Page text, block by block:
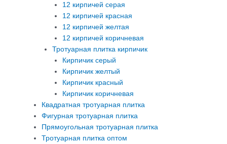
12 кирпичей серая
12 кирпичей красная
12 кирпичей желтая
12 кирпичей коричневая
Тротуарная плитка кирпичик
Кирпичик серый
Кирпичик желтый
Кирпичик красный
Кирпичик коричневая
Квадратная тротуарная плитка
Фигурная тротуарная плитка
Прямоугольная тротуарная плитка
Тротуарная плитка оптом